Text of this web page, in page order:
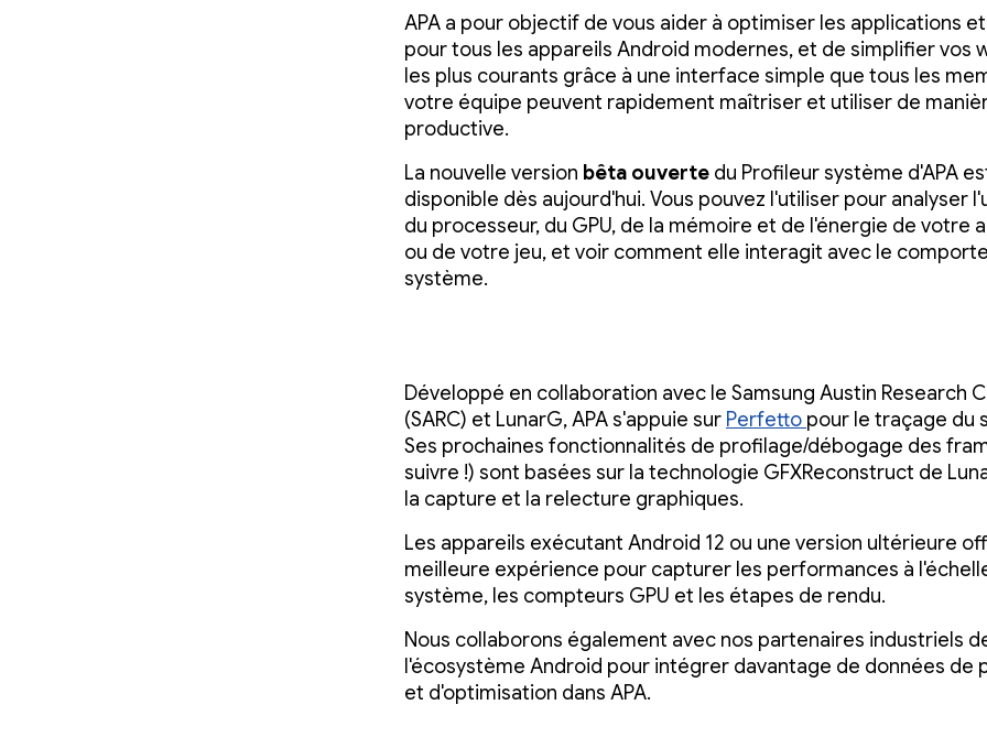
APA a pour objectif de vous aider à optimiser les applications
pour tous les appareils Android modernes, et de simplifier vos
les plus courants grâce à une interface simple que tous les
votre équipe peuvent rapidement maîtriser et utiliser de
productive.
La nouvelle version bêta ouverte du Profileur système d'APA
disponible dès aujourd'hui. Vous pouvez l'utiliser pour analyser
du processeur, du GPU, de la mémoire et de l'énergie de votre
ou de votre jeu, et voir comment elle interagit avec le
système.
Développé en collaboration avec le Samsung Austin Research
(SARC) et LunarG, APA s'appuie sur Perfetto pour le traçage du
Ses prochaines fonctionnalités de profilage/débogage des
suivre !) sont basées sur la technologie GFXReconstruct de
la capture et la relecture graphiques.
Les appareils exécutant Android 12 ou une version ultérieure
meilleure expérience pour capturer les performances à
système, les compteurs GPU et les étapes de rendu.
Nous collaborons également avec nos partenaires industriels
l'écosystème Android pour intégrer davantage de données de
et d'optimisation dans APA.